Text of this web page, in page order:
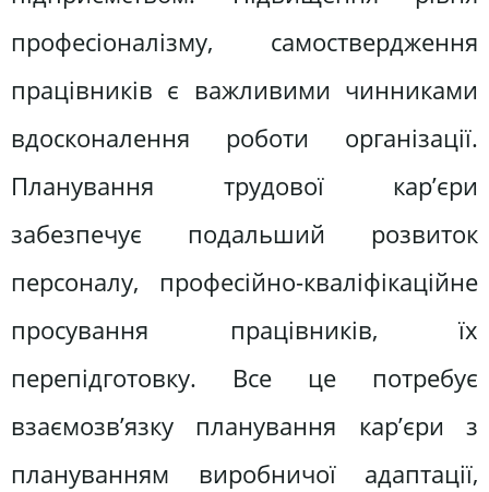
професіоналізму, самоствердження
працівників є важливими чинниками
вдосконалення роботи організації.
Планування трудової кар’єри
забезпечує подальший розвиток
персоналу, професійно-кваліфікаційне
просування працівників, їх
перепідготовку. Все це потребує
взаємозв’язку планування кар’єри з
плануванням виробничої адаптації,